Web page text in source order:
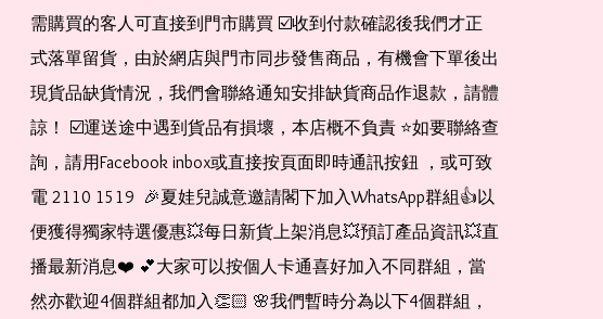
需購買的客人可直接到門市購買 ☑️收到付款確認後我們才正
式落單留貨，由於網店與門市同步發售商品，有機會下單後出
現貨品缺貨情況，我們會聯絡通知安排缺貨商品作退款，請體
諒！ ☑️運送途中遇到貨品有損壞，本店概不負責 ⭐️如要聯絡查
詢，請用Facebook inbox或直接按頁面即時通訊按鈕 ，或可致
電 2110 1519  🎉夏娃兒誠意邀請閣下加入WhatsApp群組👍以
便獲得獨家特選優惠💥每日新貨上架消息💥預訂產品資訊💥直
播最新消息❤️ 💕大家可以按個人卡通喜好加入不同群組，當
然亦歡迎4個群組都加入👏🏻 🌸我們暫時分為以下4個群組，